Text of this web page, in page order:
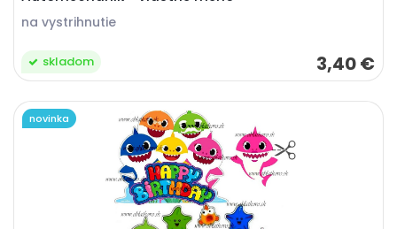
na vystrihnutie
3,40 €
skladom
novinka